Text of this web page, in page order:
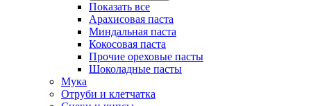
Показать все
Арахисовая паста
Миндальная паста
Кокосовая паста
Прочие ореховые пасты
Шоколадные пасты
Мука
Отруби и клетчатка